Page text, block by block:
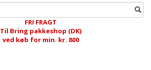
FRI FRAGT
Til Bring pakkeshop (DK)
ved køb for min. kr. 800